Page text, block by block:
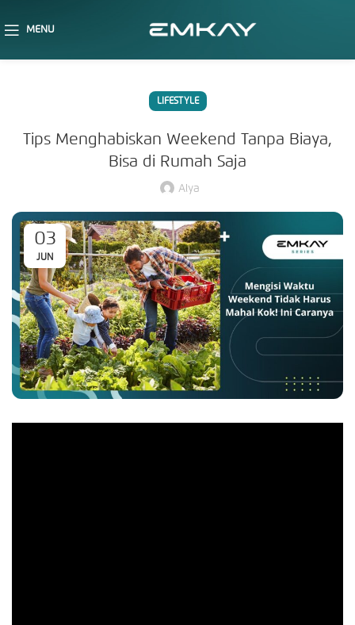
MENU
LIFESTYLE
Tips Menghabiskan Weekend Tanpa Biaya,
Bisa di Rumah Saja
Alya
03
JUN